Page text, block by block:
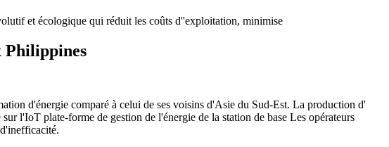
et écologique qui réduit les coûts d''exploitation, minimise
Philippines
d'énergie comparé à celui de ses voisins d'Asie du Sud-Est. La production d'
l'IoT plate-forme de gestion de l'énergie de la station de base Les opérateurs